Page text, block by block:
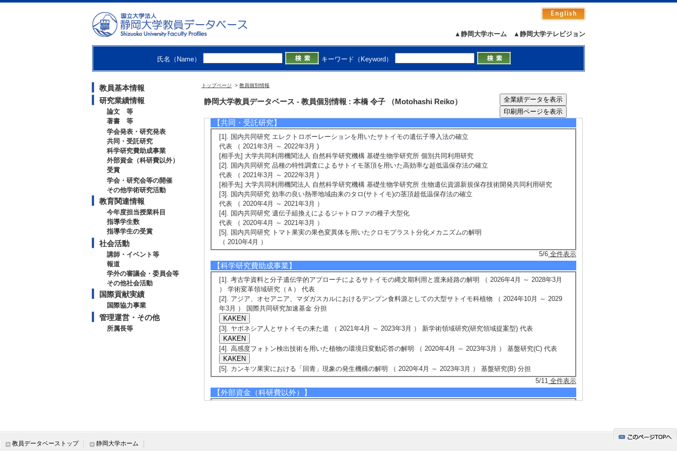
▲静岡大学テレビジョン
▲静岡大学ホーム
氏名（Name） キーワード（Keyword）
教員基本情報
研究業績情報
論文 等
著書 等
学会発表・研究発表
共同・受託研究
科学研究費助成事業
外部資金（科研費以外）
受賞
学会・研究会等の開催
その他学術研究活動
教育関連情報
今年度担当授業科目
指導学生数
指導学生の受賞
社会活動
講師・イベント等
報道
学外の審議会・委員会等
その他社会活動
国際貢献実績
国際協力事業
管理運営・その他
所属長等
トップページ > 教員個別情報
静岡大学教員データベース - 教員個別情報 : 本橋 令子 （Motohashi Reiko）
[発表者]○小久保祥子，富安美玖，松井真宙，深沢知加子，本橋令子
JSOL （2025年12月5日） 招待講演以外
[発表者]Kokubo Shoko1 , Matsui Mahiro2, Tomiyasu Miku2, Chikako Fukazawa3, Reiko Motohashi1,2,3
[4]. サトイモの来た道
日本植物学会 ８９大会 （2025年9月18日） 招待講演
[発表者]本橋令子
日本植物バイオテテクノロジー学会４2回大会 （2025年9月7日） 招待講演以外
[発表者]谷口有希、岩本耕太郎、圓山恭之進、謝肖男、崔 宰熏、河岸洋和、本橋令子
5/215全件表示
【共同・受託研究】
[1]. 国内共同研究 エレクトロポーレーションを用いたサトイモの遺伝子導入法の確立
代表 （ 2021年3月 ～ 2022年3月 )
[相手先] 大学共同利用機関法人 自然科学研究機構 基礎生物学研究所 個別共同利用研究
[2]. 国内共同研究 品種の特性調査によるサトイモ茎頂を用いた高効率な超低温保存法の確立
代表 （ 2021年3月 ～ 2022年3月 )
[相手先] 大学共同利用機関法人 自然科学研究機構 基礎生物学研究所 生物遺伝資源新規保存技術開発共同利用研究
[3]. 国内共同研究 効率の良い熱帯地域由来のタロ(サトイモ)の茎頂超低温保存法の確立
代表 （ 2020年4月 ～ 2021年3月 ）
[4]. 国内共同研究 遺伝子組換えによるジャトロファの種子大型化
代表 （ 2020年4月 ～ 2021年3月 ）
[5]. 国内共同研究 トマト果実の果色変異体を用いたクロモプラスト分化メカニズムの解明
（ 2010年4月 ）
5/6 全件表示
【科学研究費助成事業】
[1]. 考古学資料と分子遺伝学的アプローチによるサトイモの縄文期利用と渡来経路の解明 （ 2026年4月 ～ 2028年3月
） 学術変革領域研究（Ａ） 代表
[2]. アジア、オセアニア、マダガスカルにおけるデンプン食料源としての大型サトイモ科植物 （ 2024年10月 ～ 2029
年3月 ） 国際共同研究加速基金 分担
[3]. ヤポネシア人とサトイモの来た道 （ 2021年4月 ～ 2023年3月 ） 新学術領域研究(研究領域提案型) 代表
[4]. 高感度フォトン検出技術を用いた植物の環境日変動応答の解明 （ 2020年4月 ～ 2023年3月 ） 基盤研究(C) 代表
[5]. カンキツ果実における「回青」現象の発生機構の解明 （ 2020年4月 ～ 2023年3月 ） 基盤研究(B) 分担
5/11 全件表示
【外部資金（科研費以外）】
教員データベーストップ 静岡大学ホーム